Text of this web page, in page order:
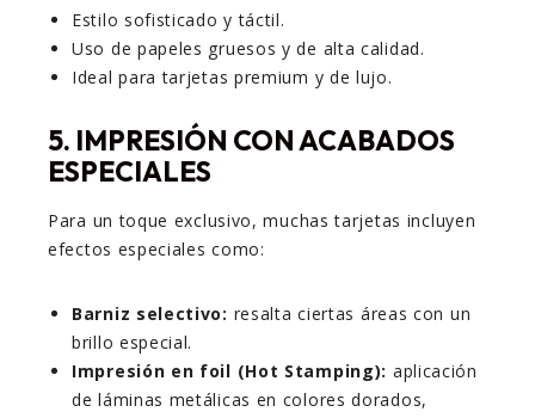
Estilo sofisticado y táctil.
Uso de papeles gruesos y de alta calidad.
Ideal para tarjetas premium y de lujo.
5. IMPRESIÓN CON ACABADOS
ESPECIALES
Para un toque exclusivo, muchas tarjetas incluyen
efectos especiales como:
Barniz selectivo: resalta ciertas áreas con un
brillo especial.
Impresión en foil (Hot Stamping): aplicación
de láminas metálicas en colores dorados,